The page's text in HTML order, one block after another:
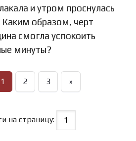
и утром проснулась
Каким образом, черт
смогла успокоить
минуты?
1 2 3 »
на страницу: